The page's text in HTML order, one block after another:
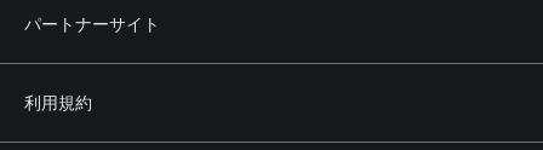
パートナーサイト
利用規約